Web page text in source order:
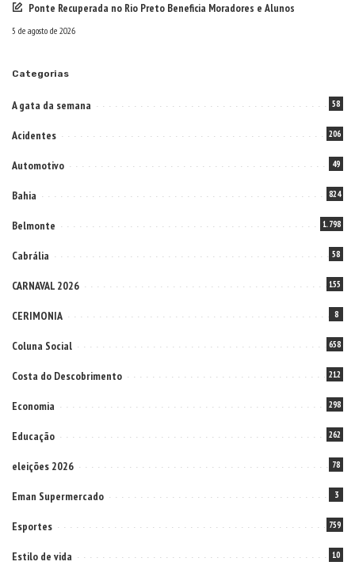
Ponte Recuperada no Rio Preto Beneficia Moradores e Alunos
5 de agosto de 2026
Categorias
A gata da semana 58
Acidentes 206
Automotivo 49
Bahia 824
Belmonte 1.798
Cabrália 58
CARNAVAL 2026 155
CERIMONIA 8
Coluna Social 658
Costa do Descobrimento 212
Economia 298
Educação 262
eleições 2026 78
Eman Supermercado 3
Esportes 759
Estilo de vida 10